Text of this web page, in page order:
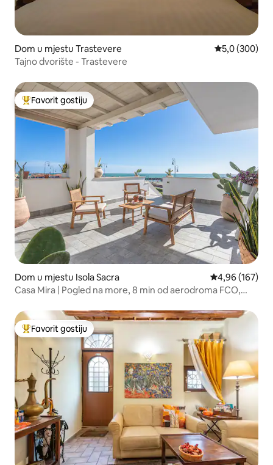
Dom u mjestu Trastevere Prosječna
5,0 (300)
Tajno dvorište - Trastevere
Glavni favorit gostiju
Favorit gostiju
Dom u mjestu Isola Sacra Prosječna
4,96 (167)
Casa Mira | Pogled na more, 8 min od aerodroma FCO,
Glavni favorit gostiju
Favorit gostiju